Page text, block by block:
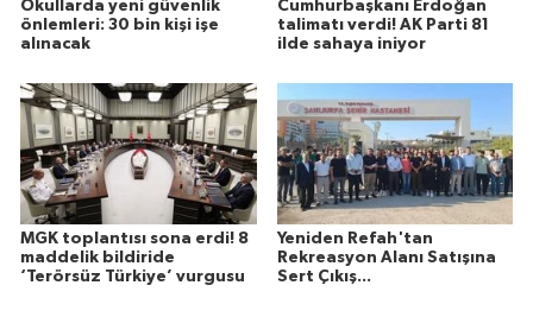
Okullarda yeni güvenlik
önlemleri: 30 bin kişi işe
alınacak
Cumhurbaşkanı Erdoğan
talimatı verdi! AK Parti 81
ilde sahaya iniyor
MGK toplantısı sona erdi! 8
maddelik bildiride
‘Terörsüz Türkiye’ vurgusu
Yeniden Refah'tan
Rekreasyon Alanı Satışına
Sert Çıkış...